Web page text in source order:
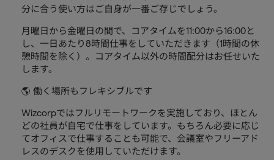
分に合う使い方はご自身が一番ご存じでしょう。
月曜日から金曜日の間で、コアタイムを11:00から16:00と
し、一日あたり8時間仕事をしていただきます（1時間の休
憩時間を除く）。コアタイム以外の時間配分はお任せいた
します。
🌎 働く場所もフレキシブルです
Wizcorpではフルリモートワークを実施しており、ほとん
どの社員が自宅で仕事をしています。もちろん必要に応じ
てオフィスで仕事することも可能で、会議室やフリーアド
レスのデスクを使用していただけます。